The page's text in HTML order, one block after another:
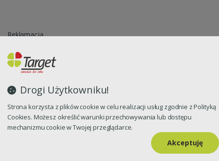
Drogi Użytkowniku!
Strona korzysta z plików cookie w celu realizacji usług zgodnie z Polityką
Cookies. Możesz określić warunki przechowywania lub dostępu
mechanizmu cookie w Twojej przeglądarce.
Akceptuję
Reklamacja
Zapytanie ofertowe
Blog
Oprogramowanie sklepu internetowego dostarczaCStore.pl